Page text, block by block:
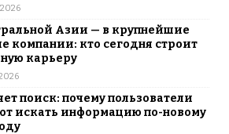
Азии — в крупнейшие
компании: кто сегодня строит
карьеру
поиск: почему пользователи
искать информацию по-новому